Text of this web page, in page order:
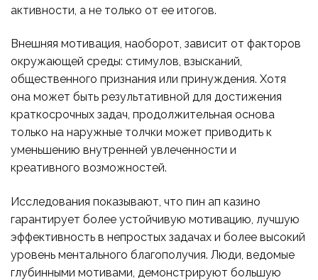
активности, а не только от ее итогов.
Внешняя мотивация, наоборот, зависит от факторов
окружающей среды: стимулов, взысканий,
общественного признания или принуждения. Хотя
она может быть результативной для достижения
краткосрочных задач, продолжительная основа
только на наружные толчки может приводить к
уменьшению внутренней увлеченности и
креативного возможностей.
Исследования показывают, что пин ап казино
гарантирует более устойчивую мотивацию, лучшую
эффективность в непростых задачах и более высокий
уровень ментального благополучия. Люди, ведомые
глубинными мотивами, демонстрируют большую